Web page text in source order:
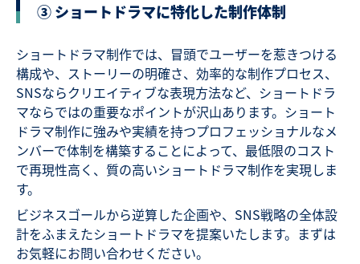
③ ショートドラマに特化した制作体制
ショートドラマ制作では、冒頭でユーザーを惹きつける
構成や、ストーリーの明確さ、効率的な制作プロセス、
SNSならクリエイティブな表現方法など、ショートドラ
マならではの重要なポイントが沢山あります。ショート
ドラマ制作に強みや実績を持つプロフェッショナルなメ
ンバーで体制を構築することによって、最低限のコスト
で再現性高く、質の高いショートドラマ制作を実現しま
す。
ビジネスゴールから逆算した企画や、SNS戦略の全体設
計をふまえたショートドラマを提案いたします。まずは
お気軽にお問い合わせください。